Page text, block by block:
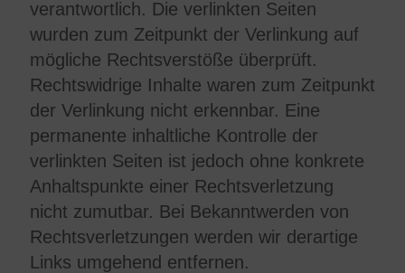
verantwortlich. Die verlinkten Seiten
wurden zum Zeitpunkt der Verlinkung auf
mögliche Rechtsverstöße überprüft.
Rechtswidrige Inhalte waren zum Zeitpunkt
der Verlinkung nicht erkennbar. Eine
permanente inhaltliche Kontrolle der
verlinkten Seiten ist jedoch ohne konkrete
Anhaltspunkte einer Rechtsverletzung
nicht zumutbar. Bei Bekanntwerden von
Rechtsverletzungen werden wir derartige
Links umgehend entfernen.